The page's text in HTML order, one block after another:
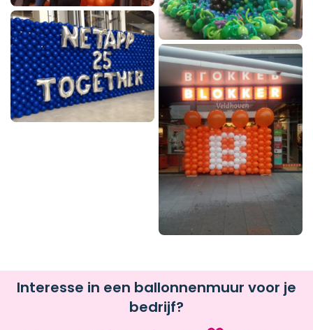
Interesse in een ballonnenmuur voor je
bedrijf?